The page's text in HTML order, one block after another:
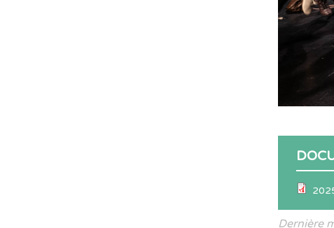
Dernière